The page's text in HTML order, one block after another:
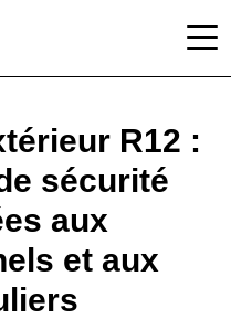
R12 :
sécurité
aux
et aux